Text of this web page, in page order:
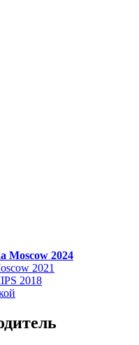
Moscow 2024
2021
2018